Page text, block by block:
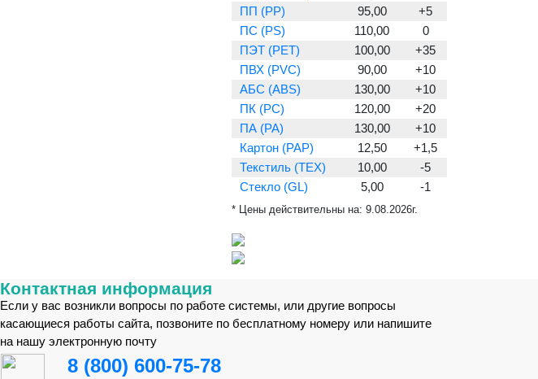
ПП (PP)
95,00
+5
ПС (PS)
110,00
0
ПЭТ (PET)
100,00
+35
ПВХ (PVC)
90,00
+10
АБС (ABS)
130,00
+10
ПК (PC)
120,00
+20
ПА (PA)
130,00
+10
Картон (PAP)
12,50
+1,5
Текстиль (TEX)
10,00
-5
Стекло (GL)
5,00 -1
* Цены действительны на: 9.08.2026г.
Контактная информация
Если у вас возникли вопросы по работе системы, или другие вопросы
касающиеся работы сайта, позвоните по бесплатному номеру или напишите
на нашу электронную почту
8 (800) 600-75-78